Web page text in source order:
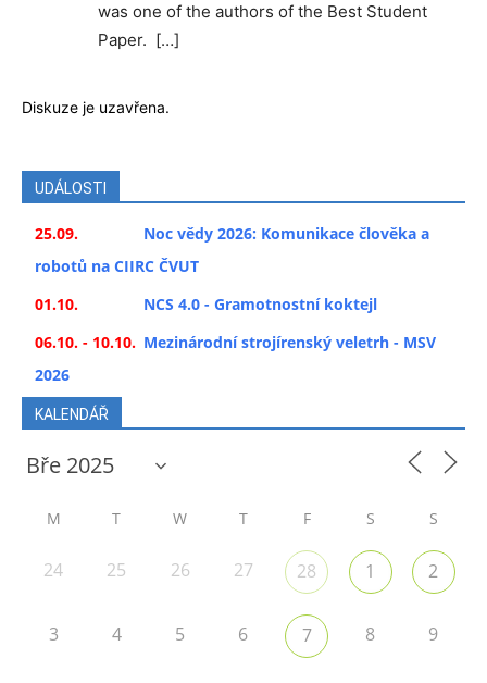
was one of the authors of the Best Student
Paper. […]
Diskuze je uzavřena.
UDÁLOSTI
25.09.
Noc vědy 2026: Komunikace člověka a
robotů na CIIRC ČVUT
01.10.
NCS 4.0 - Gramotnostní koktejl
06.10. - 10.10. Mezinárodní strojírenský veletrh - MSV
2026
KALENDÁŘ
M T W T F S S
24 25 26 27 28 1 2
3 4 5 6 7 8 9